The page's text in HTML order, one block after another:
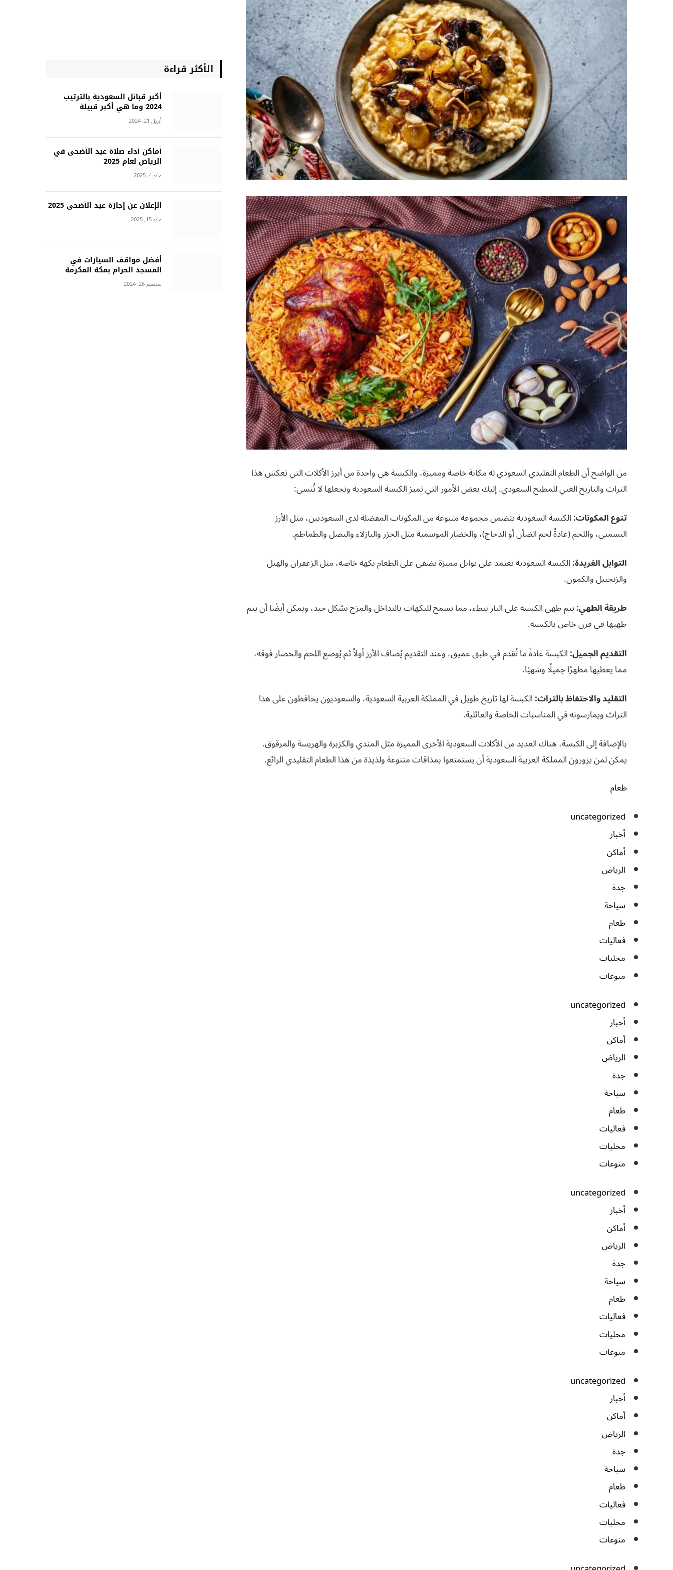
من الواضح أن الطعام التقليدي السعودي له مكانة خاصة ومميزة، والكبسة هي واحدة من أبرز الأكلات التي تعكس هذا
التراث والتاريخ الغني للمطبخ السعودي. إليك بعض الأمور التي تميز الكبسة السعودية وتجعلها لا تُنسى:
تنوع المكونات:الكبسة السعودية تتضمن مجموعة متنوعة من المكونات المفضلة لدى السعوديين، مثل الأرز
البسمتي، واللحم (عادةً لحم الضأن أو الدجاج)، والخضار الموسمية مثل الجزر والبازلاء والبصل والطماطم.
التوابل الفريدة:الكبسة السعودية تعتمد على توابل مميزة تضفي على الطعام نكهة خاصة، مثل الزعفران والهيل
والزنجبيل والكمون.
طريقة الطهي:يتم طهي الكبسة على النار ببطء، مما يسمح للنكهات بالتداخل والمزج بشكل جيد، ويمكن أيضًا أن يتم
طهيها في فرن خاص بالكبسة.
التقديم الجميل:الكبسة عادةً ما تُقدم في طبق عميق، وعند التقديم يُضاف الأرز أولاً ثم يُوضع اللحم والخضار فوقه،
مما يعطيها مظهرًا جميلًا وشهيًا.
التقليد والاحتفاظ بالتراث:الكبسة لها تاريخ طويل في المملكة العربية السعودية، والسعوديون يحافظون على هذا
التراث ويمارسونه في المناسبات الخاصة والعائلية.
بالإضافة إلى الكبسة، هناك العديد من الأكلات السعودية الأخرى المميزة مثل المندي والكزبرة والهريسة والمرقوق.
يمكن لمن يزورون المملكة العربية السعودية أن يستمتعوا بمذاقات متنوعة ولذيذة من هذا الطعام التقليدي الرائع.
طعام
uncategorized
أخبار
أماكن
الرياض
جدة
سياحة
طعام
فعاليات
محليات
منوعات
uncategorized
أخبار
أماكن
الرياض
جدة
سياحة
طعام
فعاليات
محليات
منوعات
uncategorized
أخبار
أماكن
الرياض
جدة
سياحة
طعام
فعاليات
محليات
منوعات
uncategorized
أخبار
أماكن
الرياض
جدة
سياحة
طعام
فعاليات
محليات
منوعات
الأكثر قراءة
أكبر قبائل السعودية بالترتيب
2024 وما هي أكبر قبيلة
أبريل 21, 2024
أماكن أداء صلاة عيد الأضحى في
الرياض لعام 2025
مايو 4, 2025
الإعلان عن إجازة عيد الأضحى 2025
مايو 15, 2025
أفضل مواقف السيارات في
المسجد الحرام بمكة المكرمة
سبتمبر 26, 2024